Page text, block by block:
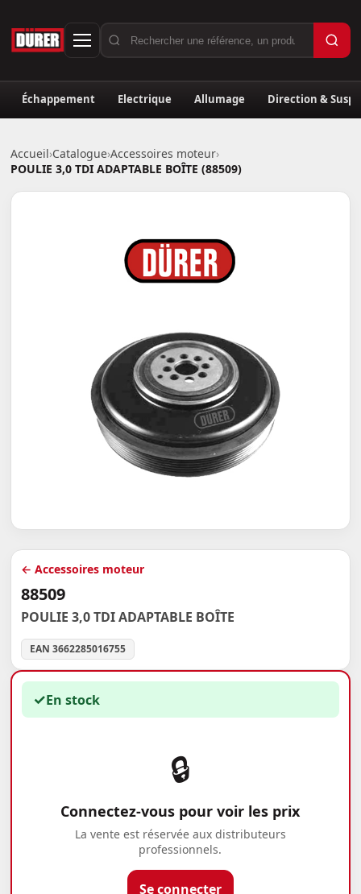
Échappement Electrique Allumage Direction &
Accueil›Catalogue›Accessoires moteur›
POULIE 3,0 TDI ADAPTABLE BOÎTE (88509)
← Accessoires moteur
88509
POULIE 3,0 TDI ADAPTABLE BOÎTE
EAN 3662285016755
✓En stock
🔒
Connectez-vous pour voir les prix
La vente est réservée aux distributeurs
professionnels.
Se connecter